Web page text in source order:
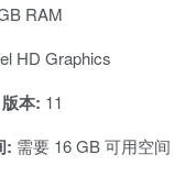
RAM
HD Graphics
本: 11
: 需要 16 GB 可用空间